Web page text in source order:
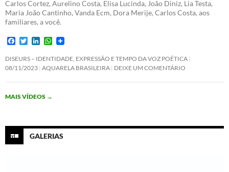
Carlos Cortez, Aurelino Costa, Elisa Lucinda, João Diniz, Lia Testa,
Maria João Cantinho, Vanda Ecm, Dora Merije, Carlos Costa, aos
familiares, a você.
F
c
e
b
o
k
T
i
t
t
e
n
k
e
d
n
W
a
t
s
A
DISEURS – IDENTIDADE, EXPRESSÃO E TEMPO DA VOZ POÉTICA
08/11/2023 AQUARELA BRASILEIRA DEIXE UM COMENTÁRIO
MAIS VÍDEOS →
GALERIAS